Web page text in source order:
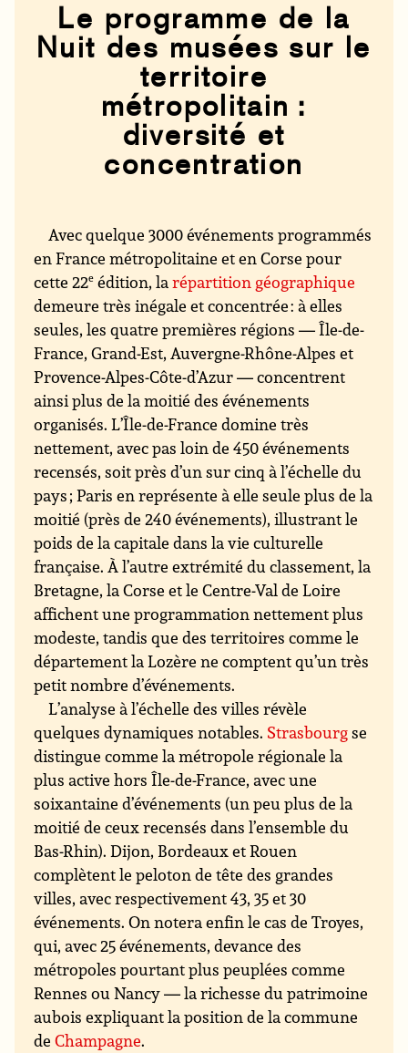
Le programme de la
Nuit des musées sur le
territoire
métropolitain :
diversité et
concentration
Avec quelque 3000 événements programmés
en France métropolitaine et en Corse pour
cette 22e édition, larépartition géographique
demeure très inégale et concentrée : à elles
seules, les quatre premières régions — Île-de-
France, Grand-Est, Auvergne-Rhône-Alpes et
Provence-Alpes-Côte-d’Azur — concentrent
ainsi plus de la moitié des événements
organisés. L’Île-de-France domine très
nettement, avec pas loin de 450 événements
recensés, soit près d’un sur cinq à l’échelle du
pays ; Paris en représente à elle seule plus de la
moitié (près de 240 événements), illustrant le
poids de la capitale dans la vie culturelle
française. À l’autre extrémité du classement, la
Bretagne, la Corse et le Centre-Val de Loire
affichent une programmation nettement plus
modeste, tandis que des territoires comme le
département la Lozère ne comptent qu’un très
petit nombre d’événements.
L’analyse à l’échelle des villes révèle
quelques dynamiques notables. Strasbourgse
distingue comme la métropole régionale la
plus active hors Île-de-France, avec une
soixantaine d’événements (un peu plus de la
moitié de ceux recensés dans l’ensemble du
Bas-Rhin). Dijon, Bordeaux et Rouen
complètent le peloton de tête des grandes
villes, avec respectivement 43, 35 et 30
événements. On notera enfin le cas de Troyes,
qui, avec 25 événements, devance des
métropoles pourtant plus peuplées comme
Rennes ou Nancy — la richesse du patrimoine
aubois expliquant la position de la commune
deChampagne.